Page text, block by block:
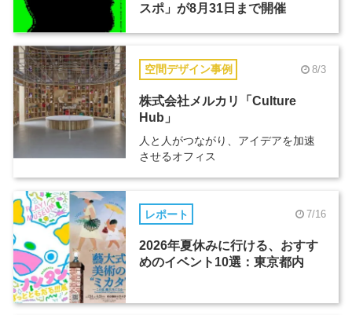
スポ」が8月31日まで開催
空間デザイン事例 8/3
株式会社メルカリ「Culture
Hub」
人と人がつながり、アイデアを加速
させるオフィス
レポート 7/16
2026年夏休みに行ける、おすす
めのイベント10選：東京都内